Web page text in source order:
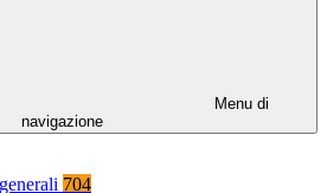
Menu di
navigazione
704